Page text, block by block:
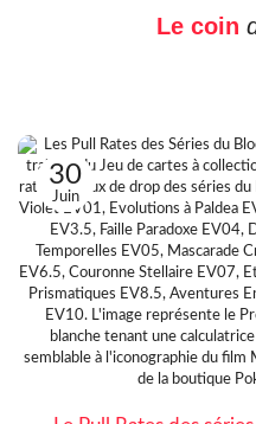
Le coin
30
Juin